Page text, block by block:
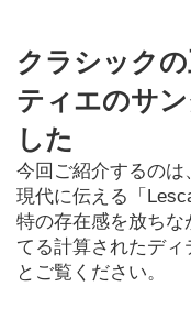
クラシック
ティエのサ
した
今回ご紹介するの
現代に伝える「
特の存在感を放ち
てる計算されたディ
とご覧ください。